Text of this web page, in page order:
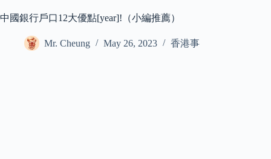
中國銀行戶口12大優點[year]!（小編推薦）
Mr. Cheung May 26, 2023 香港事